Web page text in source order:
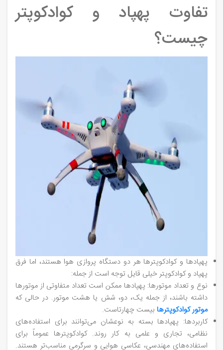
تفاوت پهپاد و کوادکوپتر
چیست؟
پهپادها و کوادکوپترها هر دو دستگاه پروازی هوا هستند، اما فرق
پهپاد و کوادکوپتر خیلی قایل توجه است از جمله:
نوع و تعداد موتورها: پهپادها ممکن است تعداد متفاوتی از موتورها
داشته باشند، از جمله یک، دو، شش یا هشت موتور. در حالی که
موتور کوادکوپترها بیست چهارتاست.
کاربردها: پهپادها بسته به نوعشان می‌توانند برای استفاده‌های
نظامی، تجاری و علمی به کار روند. کوادکوپترها عموماً برای
استفاده‌های مهندسی، عکاسی هوایی و سرگرمی مناسب‌تر هستند.